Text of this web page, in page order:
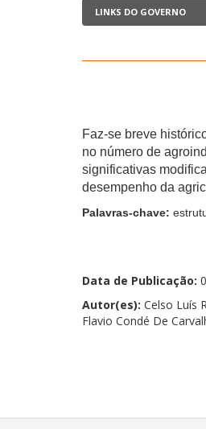
Faz-se breve
no número de
significativas
desempenho da
Palavras-chave:
Data de Publicação:
Autor(es): Celso Luís
Flavio Condé De